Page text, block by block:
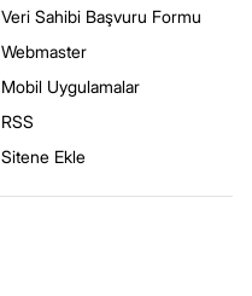
Veri Sahibi Başvuru Formu
Webmaster
Mobil Uygulamalar
RSS
Sitene Ekle